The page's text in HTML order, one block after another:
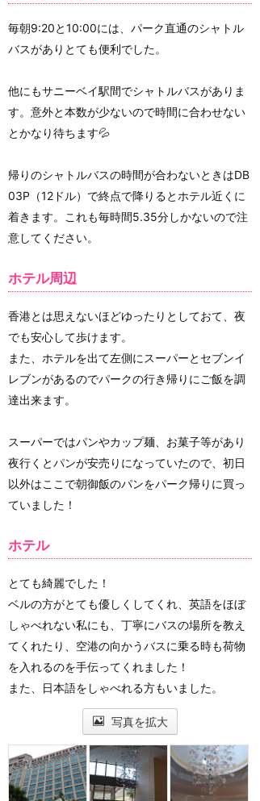
毎朝9:20と10:00には、パーク直通のシャトル
バスがありとても便利でした。
他にもサニーベイ駅間でシャトルバスがありま
す。意外と本数が少ないので時間に合わせない
とかなり待ちます💦
帰りのシャトルバスの時間が合わないときはDB
03P（12ドル）で終点で降りるとホテル近くに
着きます。これも毎時間5.35分しかないので注
意してください。
ホテル周辺
香港とは思えないほどゆったりとしておて、夜
でも安心して歩けます。
また、ホテルを出て左側にスーパーとセブンイ
レブンがあるのでパークの行き帰りにご飯を調
達出来ます。
スーパーではパンやカップ麺、お菓子等があり
夜行くとパンが安売りになっていたので、初日
以外はここで朝御飯のパンをパーク帰りに買っ
ていました！
ホテル
とても綺麗でした！
ベルの方がとても優しくしてくれ、英語をほぼ
しゃべれない私にも、丁寧にバスの場所を教え
てくれたり、空港の向かうバスに乗る時も荷物
を入れるのを手伝ってくれました！
また、日本語をしゃべれる方もいました。
写真を拡大